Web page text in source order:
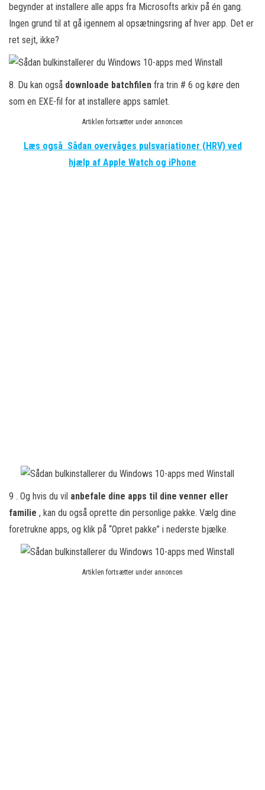
begynder at installere alle apps fra Microsofts arkiv på én gang.
Ingen grund til at gå igennem al opsætningsring af hver app. Det er
ret sejt, ikke?
8. Du kan også downloade batchfilen fra trin # 6 og køre den
som en EXE-fil for at installere apps samlet.
Artiklen fortsætter under annoncen
Læs også Sådan overvåges pulsvariationer (HRV) ved
hjælp af Apple Watch og iPhone
9 . Og hvis du vil anbefale dine apps til dine venner eller
familie , kan du også oprette din personlige pakke. Vælg dine
foretrukne apps, og klik på “Opret pakke” i nederste bjælke.
Artiklen fortsætter under annoncen